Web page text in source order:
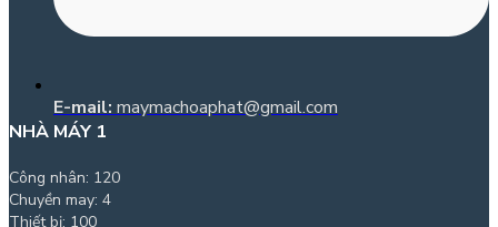
E-mail: maymachoaphat@gmail.com
NHÀ MÁY 1
Công nhân: 120
Chuyền may: 4
Thiết bị: 100